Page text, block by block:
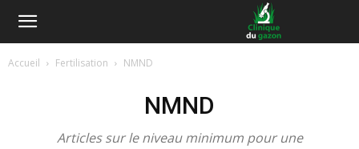
Accueil Fertilisation NMND
NMND
Articles sur le niveau minimum pour une